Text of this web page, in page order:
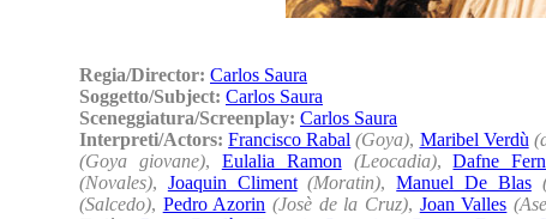
Regia/Director: Carlos Saura
Soggetto/Subject: Carlos Saura
Sceneggiatura/Screenplay: Carlos Saura
Interpreti/Actors:Francisco Rabal (Goya), Maribel Verdù
(Goya giovane), Eulalia Ramon (Leocadia),Dafne
(Novales), Joaquin Climent (Moratin),Manuel De Blas
(Salcedo), Pedro Azorin (Josè de la Cruz), Joan Valles